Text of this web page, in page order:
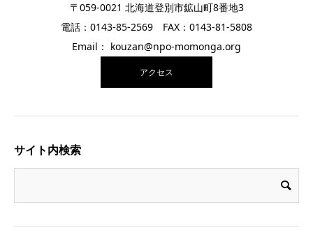
〒059-0021 北海道登別市鉱山町8番地3
電話：0143-85-2569 FAX：0143-81-5808
Email： kouzan@npo-momonga.org
アクセス
サイト内検索